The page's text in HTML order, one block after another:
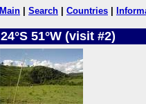
Main Search Countries
24°S 51°W (visit #2)